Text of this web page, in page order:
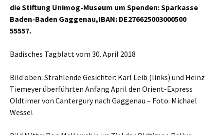
die Stiftung Unimog-Museum um Spenden: Sparkasse
Baden-Baden Gaggenau,IBAN: DE276625003000500
55557.
Badisches Tagblatt vom 30. April 2018
Bild oben: Strahlende Gesichter: Karl Leib (links) und Heinz
Tiemeyer überführten Anfang April den Orient-Express
Oldtimer von Cantergury nach Gaggenau – Foto: Michael
Wessel